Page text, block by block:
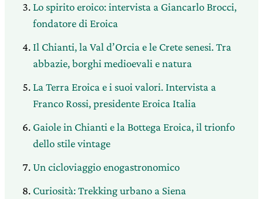
Lo spirito eroico: intervista a Giancarlo Brocci,
fondatore di Eroica
Il Chianti, la Val d’Orcia e le Crete senesi. Tra
abbazie, borghi medioevali e natura
La Terra Eroica e i suoi valori. Intervista a
Franco Rossi, presidente Eroica Italia
Gaiole in Chianti e la Bottega Eroica, il trionfo
dello stile vintage
Un cicloviaggio enogastronomico
Curiosità: Trekking urbano a Siena